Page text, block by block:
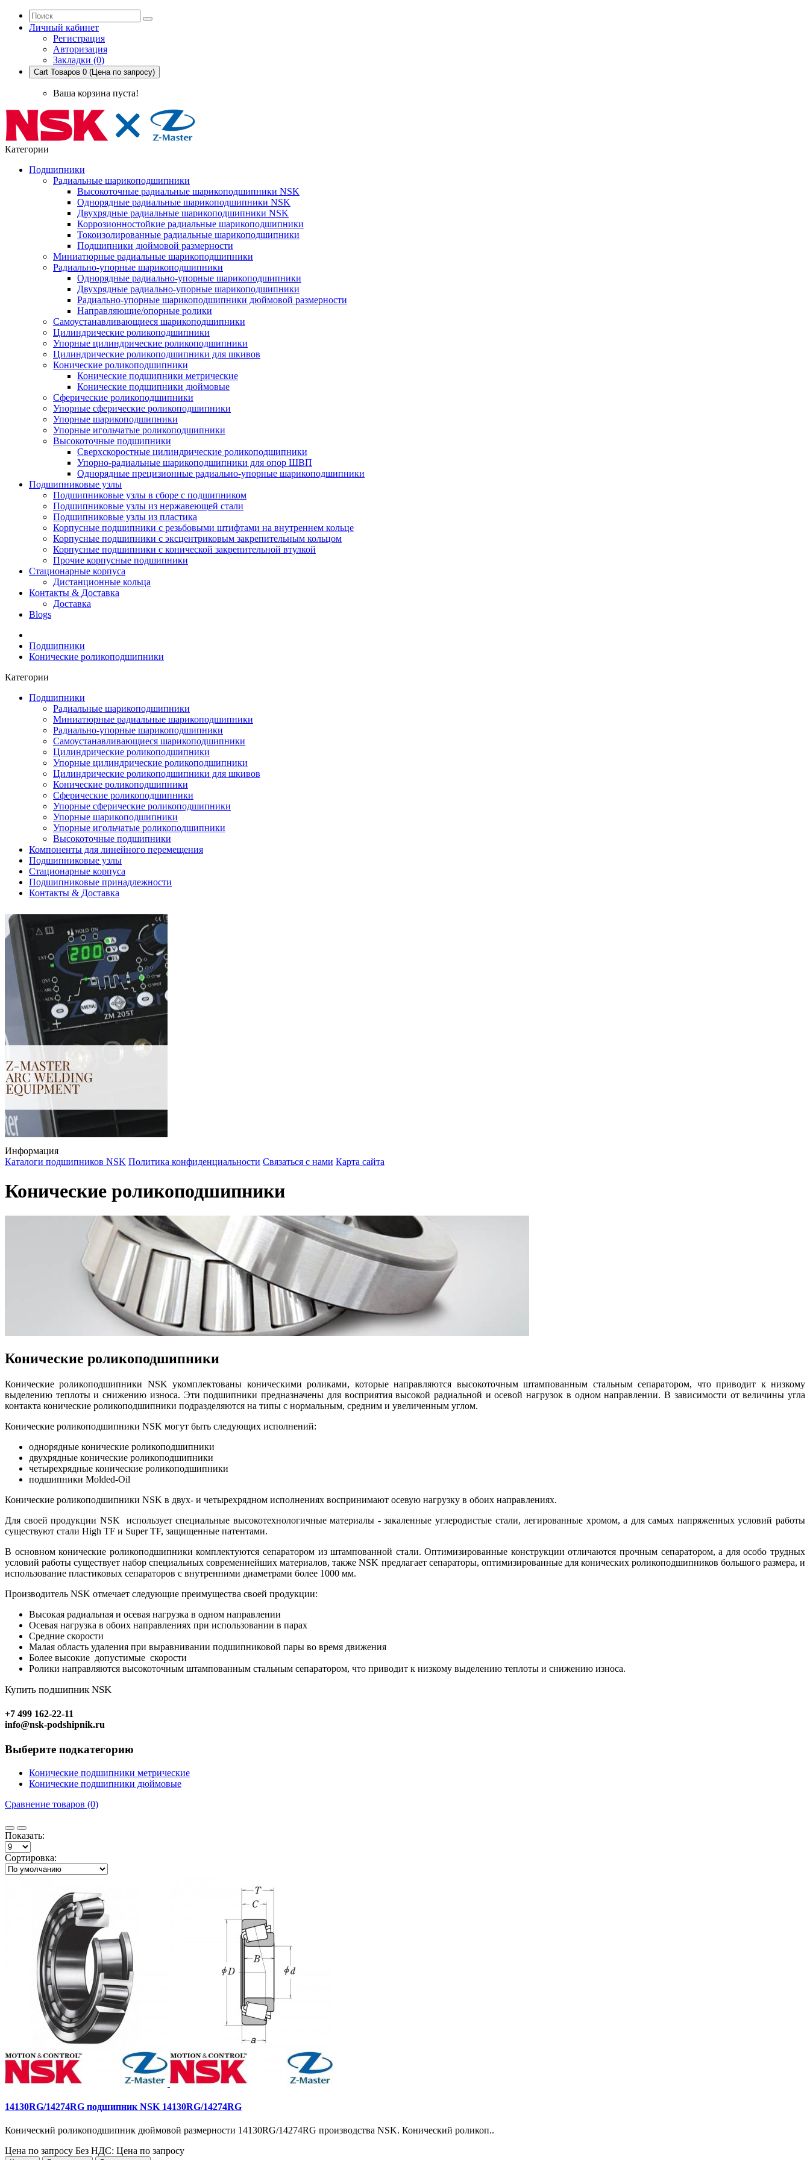
Личный кабинет
Регистрация
Авторизация
Закладки (0)
Cart Товаров 0 (Цена по запросу)
Ваша корзина пуста!
Категории
Подшипники
Радиальные шарикоподшипники
Высокоточные радиальные шарикоподшипники NSK
Однорядные радиальные шарикоподшипники NSK
Двухрядные радиальные шарикоподшипники NSK
Коррозионностойкие радиальные шарикоподшипники
Токоизолированные радиальные шарикоподшипники
Подшипники дюймовой размерности
Миниатюрные радиальные шарикоподшипники
Радиально-упорные шарикоподшипники
Однорядные радиально-упорные шарикоподшипники
Двухрядные радиально-упорные шарикоподшипники
Радиально-упорные шарикоподшипники дюймовой размерности
Направляющие/опорные ролики
Самоустанавливающиеся шарикоподшипники
Цилиндрические роликоподшипники
Упорные цилиндрические роликоподшипники
Цилиндрические роликоподшипники для шкивов
Конические роликоподшипники
Конические подшипники метрические
Конические подшипники дюймовые
Сферические роликоподшипники
Упорные сферические роликоподшипники
Упорные шарикоподшипники
Упорные игольчатые роликоподшипники
Высокоточные подшипники
Сверхскоростные цилиндрические роликоподшипники
Упорно-радиальные шарикоподшипники для опор ШВП
Однорядные прецизионные радиально-упорные шарикоподшипники
Подшипниковые узлы
Подшипниковые узлы в сборе с подшипником
Подшипниковые узлы из нержавеющей стали
Подшипниковые узлы из пластика
Корпусные подшипники с резьбовыми штифтами на внутреннем кольце
Корпусные подшипники с эксцентриковым закрепительным кольцом
Корпусные подшипники с конической закрепительной втулкой
Прочие корпусные подшипники
Стационарные корпуса
Дистанционные кольца
Контакты & Доставка
Доставка
Blogs
Подшипники
Конические роликоподшипники
Категории
Подшипники
Радиальные шарикоподшипники
Миниатюрные радиальные шарикоподшипники
Радиально-упорные шарикоподшипники
Самоустанавливающиеся шарикоподшипники
Цилиндрические роликоподшипники
Упорные цилиндрические роликоподшипники
Цилиндрические роликоподшипники для шкивов
Конические роликоподшипники
Сферические роликоподшипники
Упорные сферические роликоподшипники
Упорные шарикоподшипники
Упорные игольчатые роликоподшипники
Высокоточные подшипники
Компоненты для линейного перемещения
Подшипниковые узлы
Стационарные корпуса
Подшипниковые принадлежности
Контакты & Доставка
Информация
Каталоги подшипников NSK Политика конфиденциальности Связаться с нами Карта сайта
Конические роликоподшипники
Конические роликоподшипники
Конические роликоподшипники NSK укомплектованы коническими роликами, которые направляются высокоточным штампованным стальным сепаратором, что приводит к низкому
выделению теплоты и снижению износа. Эти подшипники предназначены для восприятия высокой радиальной и осевой нагрузок в одном направлении. В зависимости от величины угла
контакта конические роликоподшипники подразделяются на типы с нормальным, средним и увеличенным углом.
Конические роликоподшипники NSK могут быть следующих исполнений:
однорядные конические роликоподшипники
двухрядные конические роликоподшипники
четырехрядные конические роликоподшипники
подшипники Molded-Oil
Конические роликоподшипники NSK в двух- и четырехрядном исполнениях воспринимают осевую нагрузку в обоих направлениях.
Для своей продукции NSK использует специальные высокотехнологичные материалы - закаленные углеродистые стали, легированные хромом, а для самых напряженных условий работы
существуют стали High TF и Super TF, защищенные патентами.
В основном конические роликоподшипники комплектуются сепаратором из штампованной стали. Оптимизированные конструкции отличаются прочным сепаратором, а для особо трудных
условий работы существует набор специальных современнейших материалов, также NSK предлагает сепараторы, оптимизированные для конических роликоподшипников большого размера, и
использование пластиковых сепараторов с внутренними диаметрами более 1000 мм.
Производитель NSK отмечает следующие преимущества своей продукции:
Высокая радиальная и осевая нагрузка в одном направлении
Осевая нагрузка в обoих направлениях при использовании в парах
Средние скорости
Малая область удаления при выравнивании подшипниковой пары во время движения
Более высокие допустимые скорости
Ролики направляются высокоточным штампованным стальным сепаратором, что приводит к низкому выделению теплоты и снижению износа.
Купить подшипник NSK
+7 499 162-22-11
info@nsk-podshipnik.ru
Выберите подкатегорию
Конические подшипники метрические
Конические подшипники дюймовые
Сравнение товаров (0)
Показать:
Сортировка:
14130RG/14274RG подшипник NSK 14130RG/14274RG
Конический роликоподшипник дюймовой размерности 14130RG/14274RG производства NSK. Конический роликоп..
Цена по запросу Без НДС: Цена по запросу